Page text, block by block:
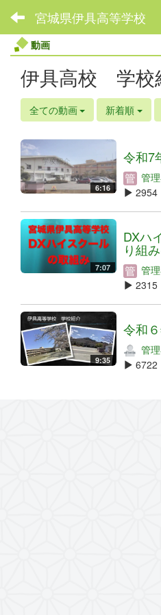
宮城県伊具高等学校
動画
伊具高校 学校
全ての動画 新着順
6:16
令和7
管
2954
7:07
DXハ
り組
管
2315
9:35
令和
管
6722